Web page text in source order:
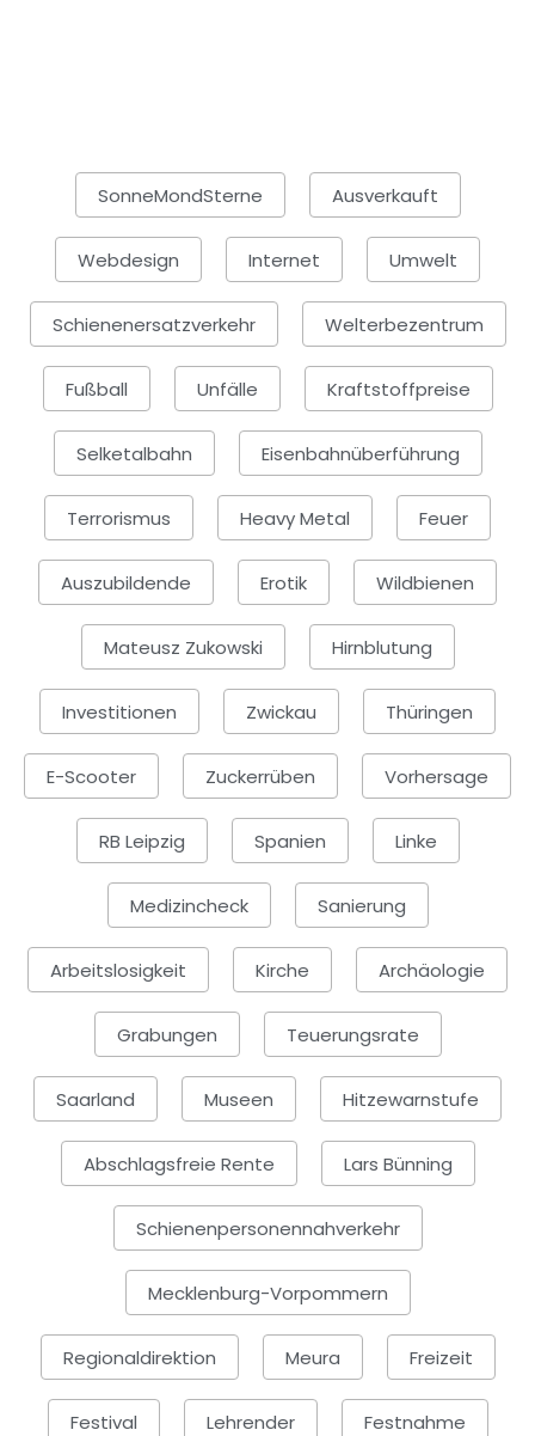
SonneMondSterne Ausverkauft
Webdesign Internet Umwelt
Schienenersatzverkehr Welterbezentrum
Fußball Unfälle Kraftstoffpreise
Selketalbahn Eisenbahnüberführung
Terrorismus Heavy Metal Feuer
Auszubildende Erotik Wildbienen
Mateusz Zukowski Hirnblutung
Investitionen Zwickau Thüringen
E-Scooter Zuckerrüben Vorhersage
RB Leipzig Spanien Linke
Medizincheck Sanierung
Arbeitslosigkeit Kirche Archäologie
Grabungen Teuerungsrate
Saarland Museen Hitzewarnstufe
Abschlagsfreie Rente Lars Bünning
Schienenpersonennahverkehr
Mecklenburg-Vorpommern
Regionaldirektion Meura Freizeit
Festival Lehrender Festnahme